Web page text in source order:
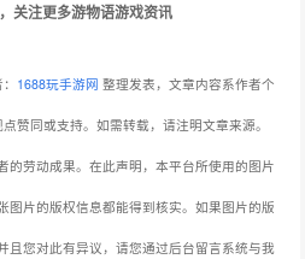
关注更多游物语游戏资讯
1688玩手游网 整理发表，文章内容系作者个
赞同或支持。如需转载，请注明文章来源。
的劳动成果。在此声明，本平台所使用的图片
图片的版权信息都能得到核实。如果图片的版
且您对此有异议，请您通过后台留言系统与我